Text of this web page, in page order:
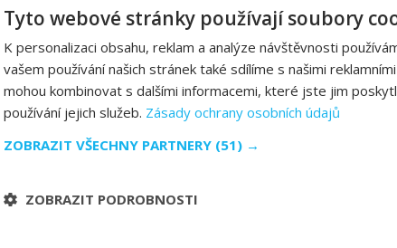
Jim Cummings
Sierra (voice)
John Ingle
Cera's Dad (voice)
Tress MacNeilleová
Tyto webové stránky používají soubory
K personalizaci obsahu, reklam a analýze návštěvnosti
vašem používání našich stránek také sdílíme s našimi
mohou kombinovat s dalšími informacemi, které jste jim
používání jejich služeb. Zásady ochrany osobních údajů
ZOBRAZIT VŠECHNY PARTNERY (51) →
ZOBRAZIT PODROBNOSTI